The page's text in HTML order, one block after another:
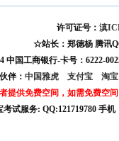
许可证号：滇
☆站长：郑德杨 腾讯
中国工商银行-卡号：6222-
伴： 中国雅虎 支付宝
淘
提供免费空间，如需免费空
考试服务: QQ:121719780 手